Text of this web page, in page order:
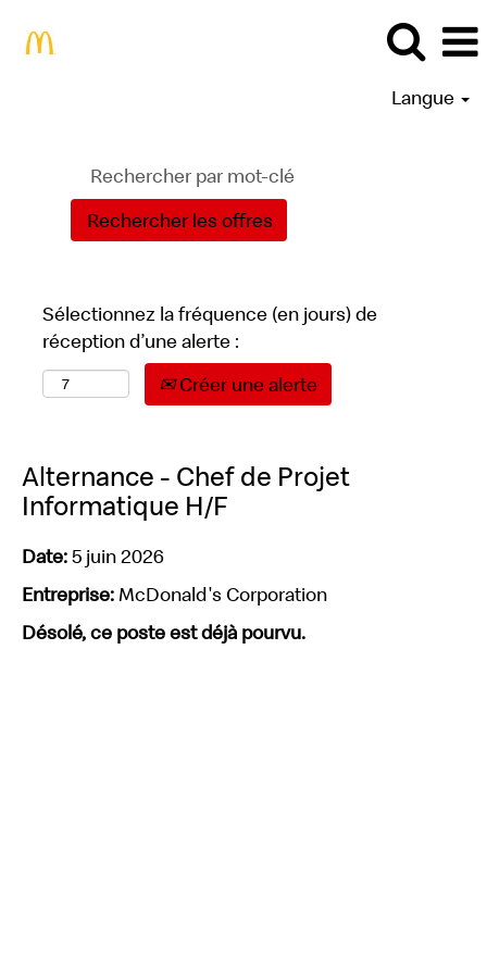
Langue
Sélectionnez la fréquence (en jours) de
réception d’une alerte :
Créer une alerte
Alternance - Chef de Projet
Informatique H/F
Date:5 juin 2026
Entreprise:McDonald's Corporation
Désolé, ce poste est déjà pourvu.